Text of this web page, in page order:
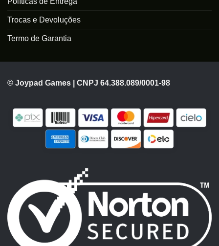
Trocas e Devoluções
Termo de Garantia
© Joypad Games | CNPJ 64.388.089/0001-98